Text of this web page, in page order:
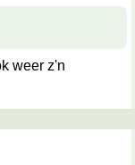
weer z'n